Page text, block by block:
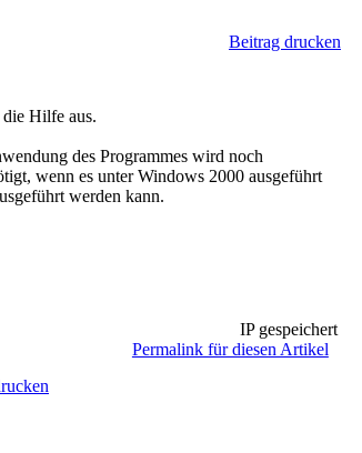
Beitrag drucken
Hilfe aus.
des Programmes wird noch
wenn es unter Windows 2000 ausgeführt
werden kann.
IP gespeichert
Permalink für diesen Artikel